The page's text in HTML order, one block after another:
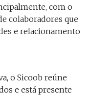
com o
colaboradores que
e relacionamento
o Sicoob reúne
e está presente